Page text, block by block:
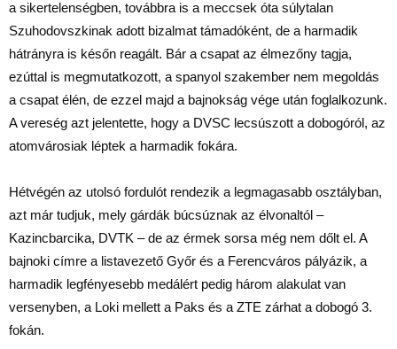
a sikertelenségben, továbbra is a meccsek óta súlytalan
Szuhodovszkinak adott bizalmat támadóként, de a harmadik
hátrányra is későn reagált. Bár a csapat az élmezőny tagja,
ezúttal is megmutatkozott, a spanyol szakember nem megoldás
a csapat élén, de ezzel majd a bajnokság vége után foglalkozunk.
A vereség azt jelentette, hogy a DVSC lecsúszott a dobogóról, az
atomvárosiak léptek a harmadik fokára.
Hétvégén az utolsó fordulót rendezik a legmagasabb osztályban,
azt már tudjuk, mely gárdák búcsúznak az élvonaltól –
Kazincbarcika, DVTK – de az érmek sorsa még nem dőlt el. A
bajnoki címre a listavezető Győr és a Ferencváros pályázik, a
harmadik legfényesebb medálért pedig három alakulat van
versenyben, a Loki mellett a Paks és a ZTE zárhat a dobogó 3.
fokán.